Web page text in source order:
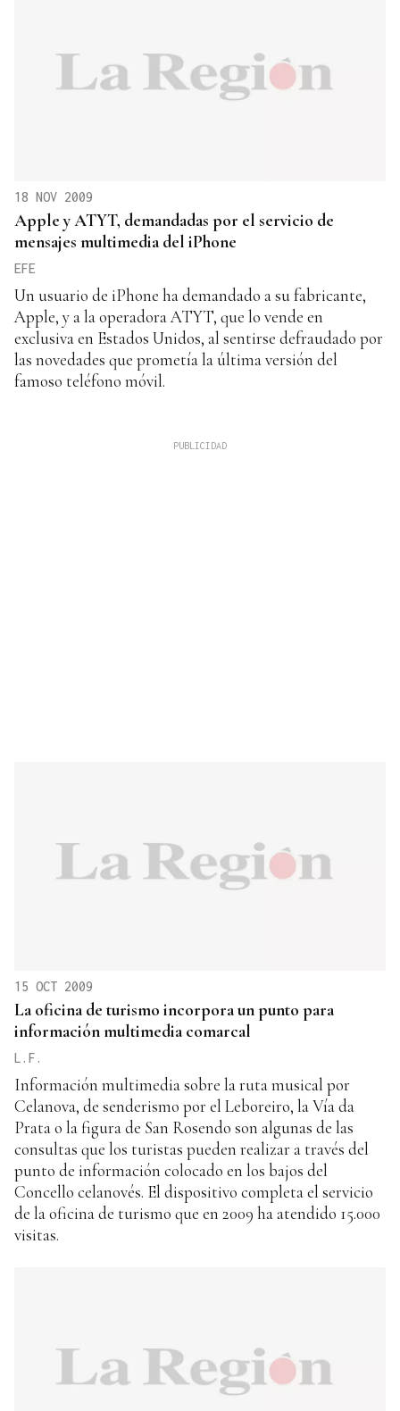
18 NOV 2009
Apple y ATYT, demandadas por el servicio de
mensajes multimedia del iPhone
EFE
Un usuario de iPhone ha demandado a su fabricante,
Apple, y a la operadora ATYT, que lo vende en
exclusiva en Estados Unidos, al sentirse defraudado por
las novedades que prometía la última versión del
famoso teléfono móvil.
15 OCT 2009
La oficina de turismo incorpora un punto para
información multimedia comarcal
L.F.
Información multimedia sobre la ruta musical por
Celanova, de senderismo por el Leboreiro, la Vía da
Prata o la figura de San Rosendo son algunas de las
consultas que los turistas pueden realizar a través del
punto de información colocado en los bajos del
Concello celanovés. El dispositivo completa el servicio
de la oficina de turismo que en 2009 ha atendido 15.000
visitas.